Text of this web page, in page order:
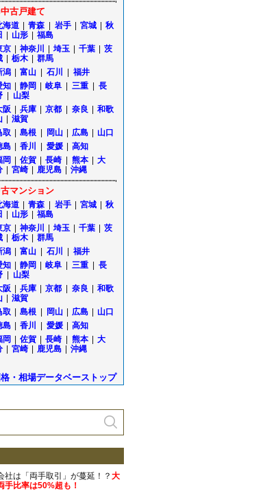
古戸建て
海道 青森 岩手 宮城
秋
山形 福島
京 神奈川 埼玉 千葉
茨
栃木 群馬
潟 富山 石川 福井
知 静岡 岐阜 三重
長
山梨
阪 兵庫 京都 奈良
和歌
滋賀
取 島根 岡山 広島 山口
島 香川 愛媛 高知
岡 佐賀 長崎 熊本
大
宮崎 鹿児島 沖縄
マンション
海道 青森 岩手 宮城
秋
山形 福島
京 神奈川 埼玉 千葉
茨
栃木 群馬
潟 富山 石川 福井
知 静岡 岐阜 三重
長
山梨
阪 兵庫 京都 奈良
和歌
滋賀
取 島根 岡山 広島 山口
島 香川 愛媛 高知
岡 佐賀 長崎 熊本
大
宮崎 鹿児島 沖縄
・相場データベーストップ
社は「両手取引」が蔓延！？ 大
手比率は50%超も！